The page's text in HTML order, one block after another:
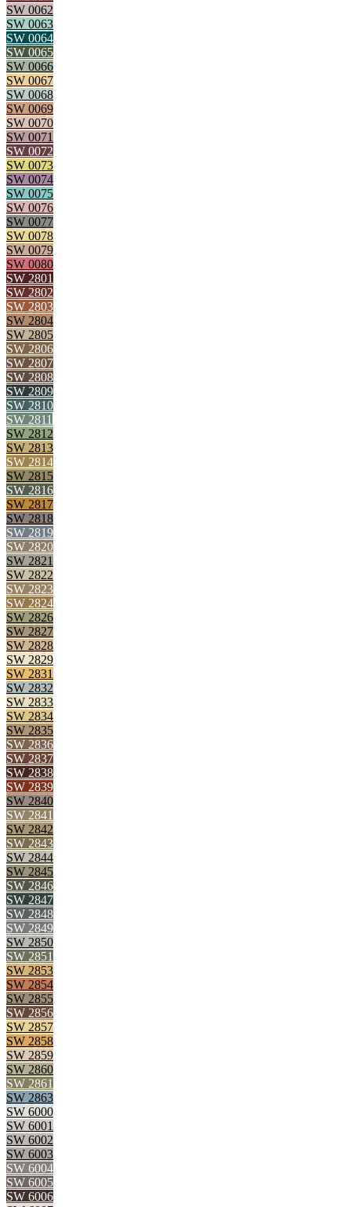
SW 0062
SW 0063
SW 0064
SW 0065
SW 0066
SW 0067
SW 0068
SW 0069
SW 0070
SW 0071
SW 0072
SW 0073
SW 0074
SW 0075
SW 0076
SW 0077
SW 0078
SW 0079
SW 0080
SW 2801
SW 2802
SW 2803
SW 2804
SW 2805
SW 2806
SW 2807
SW 2808
SW 2809
SW 2810
SW 2811
SW 2812
SW 2813
SW 2814
SW 2815
SW 2816
SW 2817
SW 2818
SW 2819
SW 2820
SW 2821
SW 2822
SW 2823
SW 2824
SW 2826
SW 2827
SW 2828
SW 2829
SW 2831
SW 2832
SW 2833
SW 2834
SW 2835
SW 2836
SW 2837
SW 2838
SW 2839
SW 2840
SW 2841
SW 2842
SW 2843
SW 2844
SW 2845
SW 2846
SW 2847
SW 2848
SW 2849
SW 2850
SW 2851
SW 2853
SW 2854
SW 2855
SW 2856
SW 2857
SW 2858
SW 2859
SW 2860
SW 2861
SW 2863
SW 6000
SW 6001
SW 6002
SW 6003
SW 6004
SW 6005
SW 6006